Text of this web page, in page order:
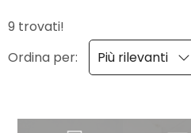
9 trovati!
Ordina per:
Più rilevanti
L'AGENZIA
Qualsiasi
Affitto